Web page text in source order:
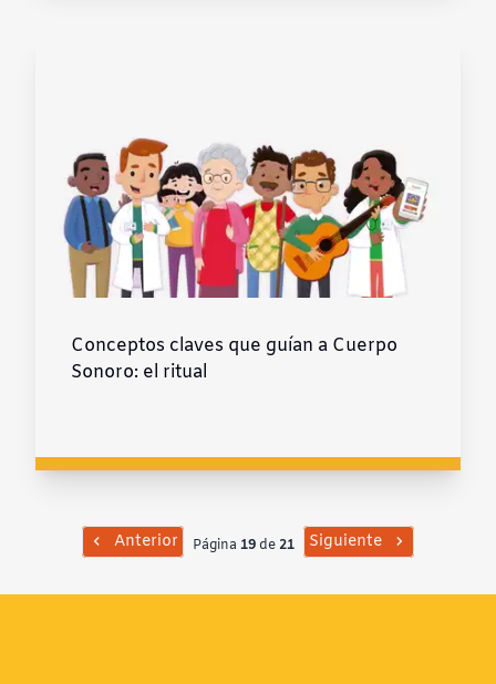
Conceptos claves que guían a Cuerpo
Sonoro: el ritual
Anterior Página 19 de21 Siguiente